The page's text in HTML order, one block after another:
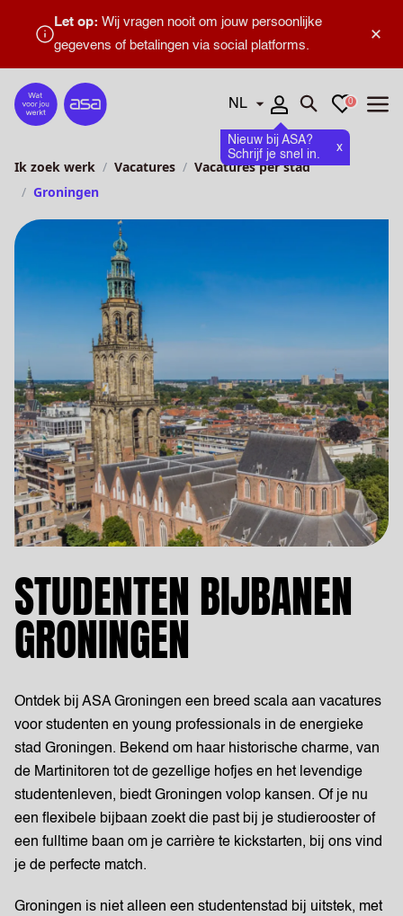
×
Let op: Wij vragen nooit om jouw persoonlijke
gegevens of betalingen via social platforms.
Home
Talen
Nieuw bij ASA?
Schrijf je snel in.
x
Zoeken openen
Favorieten
0
Ik zoek werk Vacatures
Vacatures per stad
Groningen
STUDENTEN BIJBANEN
GRONINGEN
Ontdek bij ASA Groningen een breed scala aan vacatures
voor studenten en young professionals in de energieke
stad Groningen. Bekend om haar historische charme, van
de Martinitoren tot de gezellige hofjes en het levendige
studentenleven, biedt Groningen volop kansen. Of je nu
een flexibele bijbaan zoekt die past bij je studierooster of
een fulltime baan om je carrière te kickstarten, bij ons vind
je de perfecte match.
Groningen is niet alleen een studentenstad bij uitstek, met